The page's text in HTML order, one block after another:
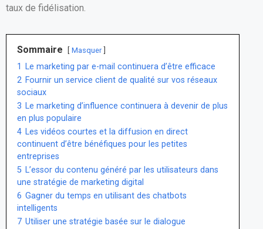
taux de fidélisation.
Sommaire Masquer
1
Le marketing par e-mail continuera d’être efficace
2 Fournir un service client de qualité sur vos réseaux
sociaux
3 Le marketing d’influence continuera à devenir de plus
en plus populaire
4 Les vidéos courtes et la diffusion en direct
continuent d’être bénéfiques pour les petites
entreprises
5 L’essor du contenu généré par les utilisateurs dans
une stratégie de marketing digital
6 Gagner du temps en utilisant des chatbots
intelligents
7 Utiliser une stratégie basée sur le dialogue